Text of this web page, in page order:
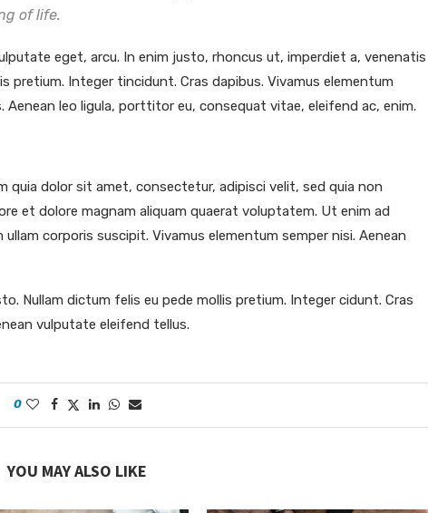
of life.
eget, arcu. In enim justo, rhoncus ut, imperdiet a, venenatis
pretium. Integer tincidunt. Cras dapibus. Vivamus elementum
leo ligula, porttitor eu, consequat vitae, eleifend ac, enim.
quia dolor sit amet, consectetur, adipisci velit, sed quia non
et dolore magnam aliquam quaerat voluptatem. Ut enim ad
corporis suscipit. Vivamus elementum semper nisi. Aenean
Nullam dictum felis eu pede mollis pretium. Integer cidunt. Cras
vulputate eleifend tellus.
0
YOU MAY ALSO LIKE